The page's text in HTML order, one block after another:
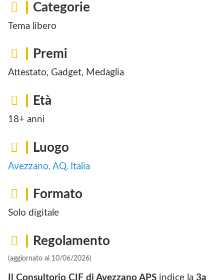
Categorie
Tema libero
Premi
Attestato, Gadget, Medaglia
Età
18+ anni
Luogo
Avezzano, AQ, Italia
Formato
Solo digitale
Regolamento
(aggiornato al 10/06/2026)
Il Consultorio CIF di Avezzano APS indice la 3a